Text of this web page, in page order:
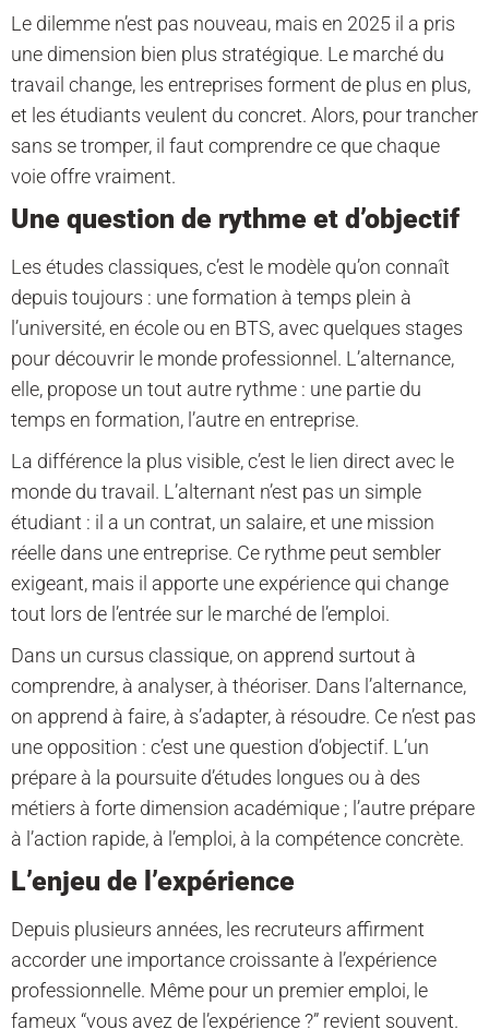
Le dilemme n’est pas nouveau, mais en 2025 il a pris
une dimension bien plus stratégique. Le marché du
travail change, les entreprises forment de plus en plus,
et les étudiants veulent du concret. Alors, pour trancher
sans se tromper, il faut comprendre ce que chaque
voie offre vraiment.
Une question de rythme et d’objectif
Les études classiques, c’est le modèle qu’on connaît
depuis toujours : une formation à temps plein à
l’université, en école ou en BTS, avec quelques stages
pour découvrir le monde professionnel. L’alternance,
elle, propose un tout autre rythme : une partie du
temps en formation, l’autre en entreprise.
La différence la plus visible, c’est le lien direct avec le
monde du travail. L’alternant n’est pas un simple
étudiant : il a un contrat, un salaire, et une mission
réelle dans une entreprise. Ce rythme peut sembler
exigeant, mais il apporte une expérience qui change
tout lors de l’entrée sur le marché de l’emploi.
Dans un cursus classique, on apprend surtout à
comprendre, à analyser, à théoriser. Dans l’alternance,
on apprend à faire, à s’adapter, à résoudre. Ce n’est pas
une opposition : c’est une question d’objectif. L’un
prépare à la poursuite d’études longues ou à des
métiers à forte dimension académique ; l’autre prépare
à l’action rapide, à l’emploi, à la compétence concrète.
L’enjeu de l’expérience
Depuis plusieurs années, les recruteurs affirment
accorder une importance croissante à l’expérience
professionnelle. Même pour un premier emploi, le
fameux “vous avez de l’expérience ?” revient souvent.